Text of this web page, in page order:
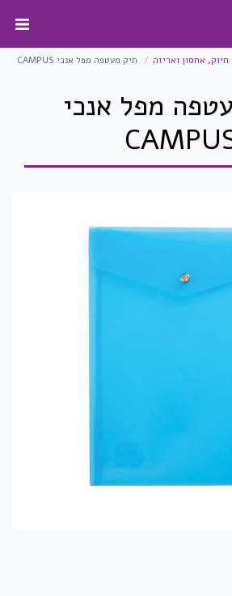
תיוק, אחסון ואריזה תיק מעטפה מפל אנכי CAMPUS
מפל אנכי